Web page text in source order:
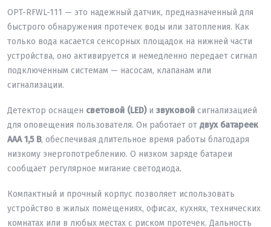
OPT-RFWL-111 — это надежный датчик, предназначенный для
быстрого обнаружения протечек воды или затопления. Как
только вода касается сенсорных площадок на нижней части
устройства, оно активируется и немедленно передает сигнал
подключенным системам — насосам, клапанам или
сигнализации.
Детектор оснащен световой (LED)и звуковой сигнализацией
для оповещения пользователя. Он работает от двух батареек
AAA 1,5 В, обеспечивая длительное время работы благодаря
низкому энергопотреблению. О низком заряде батареи
сообщает регулярное мигание светодиода.
Компактный и прочный корпус позволяет использовать
устройство в жилых помещениях, офисах, кухнях, технических
комнатах или в любых местах с риском протечек. Дальность